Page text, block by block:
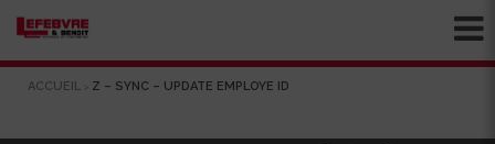
ACCUEIL > Z – SYNC – UPDATE EMPLOYE ID